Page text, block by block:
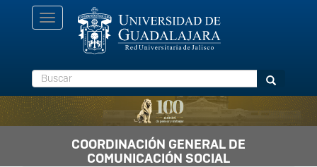
Toggle
navigation
Buscar Buscar
COORDINACIÓN GENERAL DE
COMUNICACIÓN SOCIAL